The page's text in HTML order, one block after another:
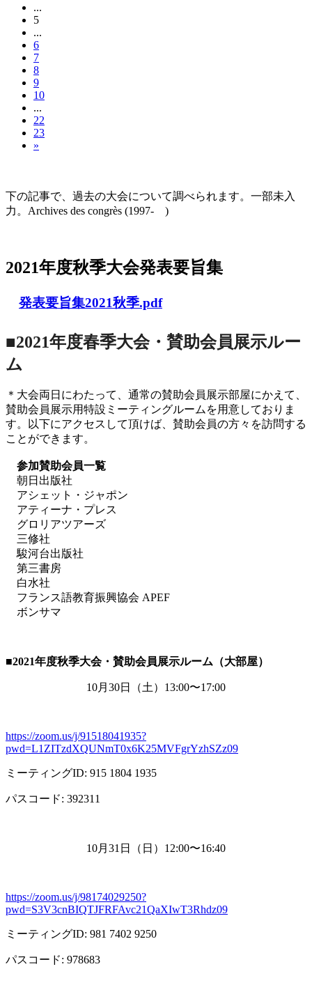
...
5
...
6
7
8
9
10
...
22
23
»
下の記事で、過去の大会について調べられます。一部未入
力。Archives des congrès (1997- )
2021年度秋季大会発表要旨集
発表要旨集2021秋季.pdf
■2021年度春季大会・賛助会員展示ルー
ム
＊大会両日にわたって、通常の賛助会員展示部屋にかえて、
賛助会員展示用特設ミーティングルームを用意しておりま
す。以下にアクセスして頂けば、賛助会員の方々を訪問する
ことができます。
参加賛助会員一覧
朝日出版社
アシェット・ジャポン
アティーナ・プレス
グロリアツアーズ
三修社
駿河台出版社
第三書房
白水社
フランス語教育振興協会 APEF
ボンサマ
■2021年度秋季大会・賛助会員展示ルーム（大部屋）
10月 30日（土） 13:00〜17:00
https://zoom.us/j/91518041935?
pwd=L1ZITzdXQUNmT0x6K25MVFgrYzhSZz09
ミーティングID: 915 1804 1935
パスコード: 392311
10月 31 日（日） 12:00〜16:40
https://zoom.us/j/98174029250?
pwd=S3V3cnBIQTJFRFAvc21QaXIwT3Rhdz09
ミーティングID: 981 7402 9250
パスコード: 978683